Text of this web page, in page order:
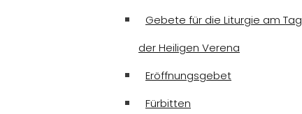
Gebete für die Liturgie am Tag
der Heiligen Verena
Eröffnungsgebet
Fürbitten